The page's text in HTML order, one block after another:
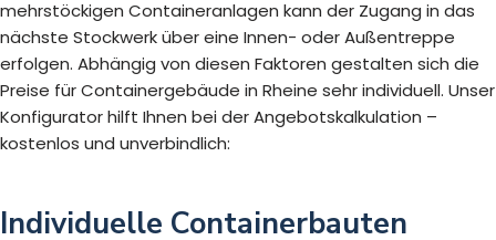
mehrstöckigen Containeranlagen kann der Zugang in das
nächste Stockwerk über eine Innen- oder Außentreppe
erfolgen. Abhängig von diesen Faktoren gestalten sich die
Preise für Containergebäude in Rheine sehr individuell. Unser
Konfigurator hilft Ihnen bei der Angebotskalkulation –
kostenlos und unverbindlich:
Individuelle Containerbauten